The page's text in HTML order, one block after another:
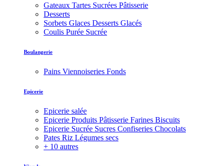
Gateaux Tartes Sucrées Pâtisserie
Desserts
Sorbets Glaces Desserts Glacés
Coulis Purée Sucrée
Boulangerie
Pains Viennoiseries Fonds
Epicerie
Epicerie salée
Epicerie Produits Pâtisserie Farines Biscuits
Epicerie Sucrée Sucres Confiseries Chocolats
Pates Riz Légumes secs
+ 10 autres